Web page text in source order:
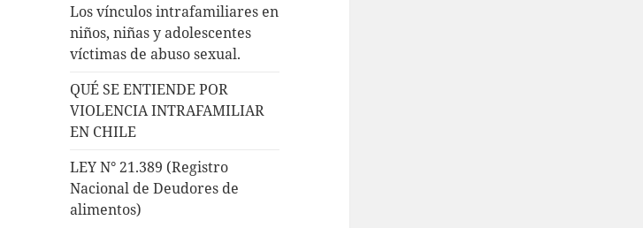
Los vínculos intrafamiliares en
niños, niñas y adolescentes
víctimas de abuso sexual.
QUÉ SE ENTIENDE POR
VIOLENCIA INTRAFAMILIAR
EN CHILE
LEY N° 21.389 (Registro
Nacional de Deudores de
alimentos)